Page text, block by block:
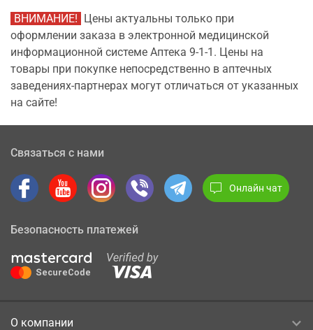
ВНИМАНИЕ! Цены актуальны только при
оформлении заказа в электронной медицинской
информационной системе Аптека 9-1-1. Цены на
товары при покупке непосредственно в аптечных
заведениях-партнерах могут отличаться от указанных
на сайте!
Связаться с нами
Онлайн чат
Безопасность платежей
О компании